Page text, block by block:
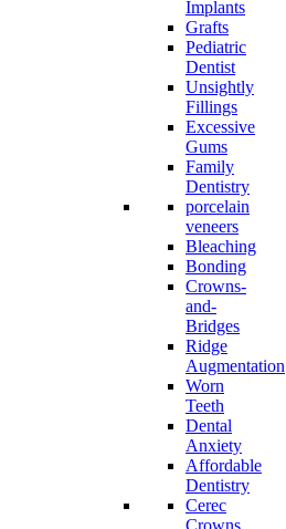
Implants
Grafts
Pediatric
Dentist
Unsightly
Fillings
Excessive
Gums
Family
Dentistry
porcelain
veneers
Bleaching
Bonding
Crowns-
and-
Bridges
Ridge
Augmentation
Worn
Teeth
Dental
Anxiety
Affordable
Dentistry
Cerec
Crowns